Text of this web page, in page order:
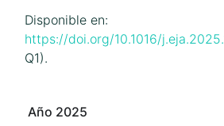
Disponible en:
https://doi.org/10.1016/
Q1).
Año 2025